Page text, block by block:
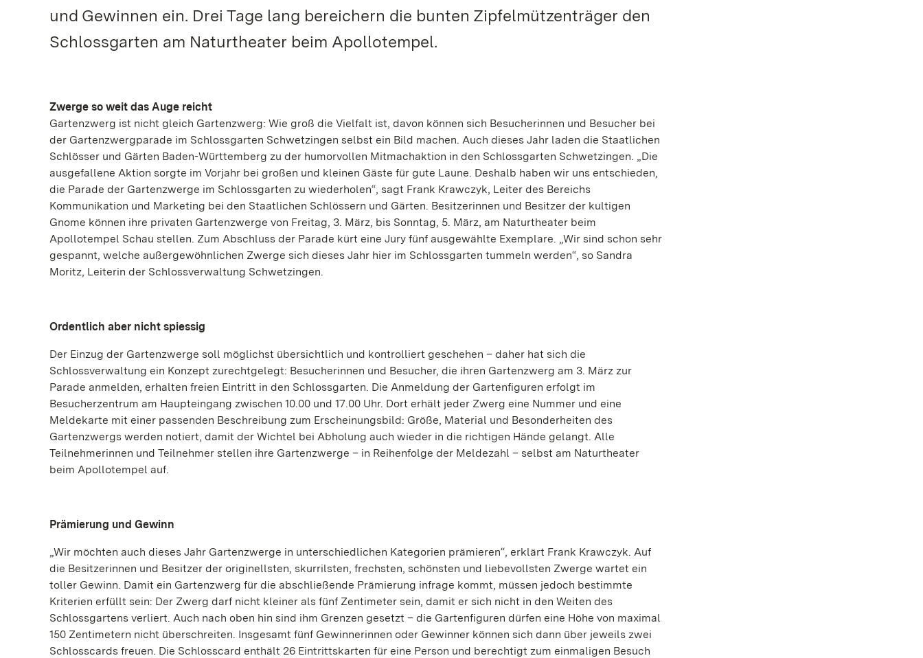
und Gewinnen ein. Drei Tage lang bereichern die bunten Zipfelmützenträger den
Schlossgarten am Naturtheater beim Apollotempel.
Zwerge so weit das Auge reicht
Gartenzwerg ist nicht gleich Gartenzwerg: Wie groß die Vielfalt ist, davon können sich Besucherinnen und Besucher bei
der Gartenzwergparade im Schlossgarten Schwetzingen selbst ein Bild machen. Auch dieses Jahr laden die Staatlichen
Schlösser und Gärten Baden-Württemberg zu der humorvollen Mitmachaktion in den Schlossgarten Schwetzingen. „Die
ausgefallene Aktion sorgte im Vorjahr bei großen und kleinen Gäste für gute Laune. Deshalb haben wir uns entschieden,
die Parade der Gartenzwerge im Schlossgarten zu wiederholen“, sagt Frank Krawczyk, Leiter des Bereichs
Kommunikation und Marketing bei den Staatlichen Schlössern und Gärten. Besitzerinnen und Besitzer der kultigen
Gnome können ihre privaten Gartenzwerge von Freitag, 3. März, bis Sonntag, 5. März, am Naturtheater beim
Apollotempel Schau stellen. Zum Abschluss der Parade kürt eine Jury fünf ausgewählte Exemplare. „Wir sind schon sehr
gespannt, welche außergewöhnlichen Zwerge sich dieses Jahr hier im Schlossgarten tummeln werden“, so Sandra
Moritz, Leiterin der Schlossverwaltung Schwetzingen.
Ordentlich aber nicht spiessig
Der Einzug der Gartenzwerge soll möglichst übersichtlich und kontrolliert geschehen – daher hat sich die
Schlossverwaltung ein Konzept zurechtgelegt: Besucherinnen und Besucher, die ihren Gartenzwerg am 3. März zur
Parade anmelden, erhalten freien Eintritt in den Schlossgarten. Die Anmeldung der Gartenfiguren erfolgt im
Besucherzentrum am Haupteingang zwischen 10.00 und 17.00 Uhr. Dort erhält jeder Zwerg eine Nummer und eine
Meldekarte mit einer passenden Beschreibung zum Erscheinungsbild: Größe, Material und Besonderheiten des
Gartenzwergs werden notiert, damit der Wichtel bei Abholung auch wieder in die richtigen Hände gelangt. Alle
Teilnehmerinnen und Teilnehmer stellen ihre Gartenzwerge – in Reihenfolge der Meldezahl – selbst am Naturtheater
beim Apollotempel auf.
Prämierung und Gewinn
„Wir möchten auch dieses Jahr Gartenzwerge in unterschiedlichen Kategorien prämieren“, erklärt Frank Krawczyk. Auf
die Besitzerinnen und Besitzer der originellsten, skurrilsten, frechsten, schönsten und liebevollsten Zwerge wartet ein
toller Gewinn. Damit ein Gartenzwerg für die abschließende Prämierung infrage kommt, müssen jedoch bestimmte
Kriterien erfüllt sein: Der Zwerg darf nicht kleiner als fünf Zentimeter sein, damit er sich nicht in den Weiten des
Schlossgartens verliert. Auch nach oben hin sind ihm Grenzen gesetzt – die Gartenfiguren dürfen eine Höhe von maximal
150 Zentimetern nicht überschreiten. Insgesamt fünf Gewinnerinnen oder Gewinner können sich dann über jeweils zwei
Schlosscards freuen. Die Schlosscard enthält 26 Eintrittskarten für eine Person und berechtigt zum einmaligen Besuch